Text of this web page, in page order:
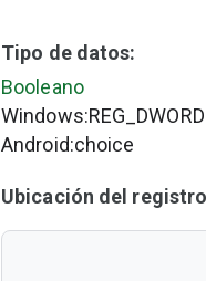
Tipo de datos:
Booleano
Windows:REG_DWORD
Android:choice
Ubicación del